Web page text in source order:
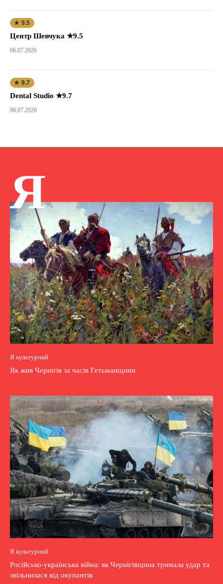
★ 9.5
Центр Шевчука ★9.5
06.07.2026
★ 9.7
Dental Studio ★9.7
06.07.2026
Я
Я культурний
Як жив Чернігів за часів Гетьманщини
Я культурний
Російсько-українська війна: як Чернігівщина тримала удар та
звільнилася від окупантів